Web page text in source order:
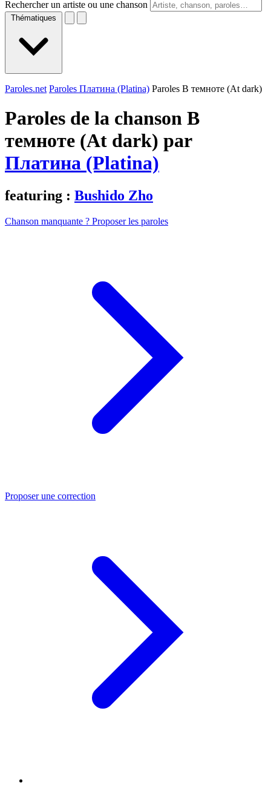
Rechercher un artiste ou une chanson
Thématiques
Paroles.net Paroles Платина (Platina) Paroles В тeмнотe (At dark)
Paroles de la chanson В
тeмнотe (At dark) par
Платина (Platina)
featuring : Bushido Zho
Chanson manquante ? Proposer les paroles
Proposer une correction